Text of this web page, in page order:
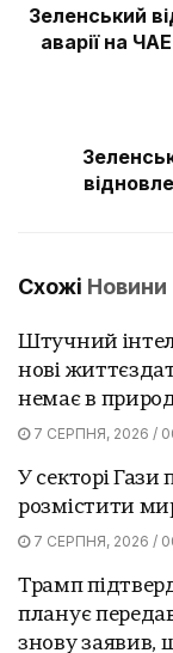
Зеленський
аварії на
Схожі Новини
Штучний
нові
немає в
7 СЕРПНЯ, 2026 /
У секторі Гази
розмістити
7 СЕРПНЯ, 2026 /
Трамп
планує
знову заявив,